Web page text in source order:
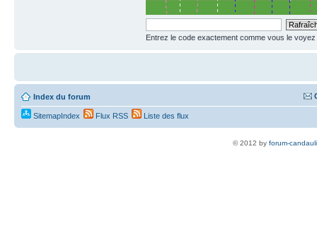
Entrez le code exactement comme vous le
Index du forum
SitemapIndex Flux RSS Liste des flux
© 2012 by forum-